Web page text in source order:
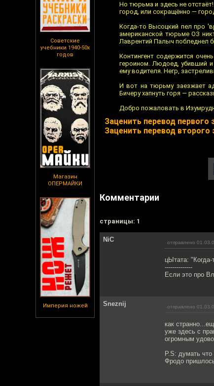
Советские
учебники 1940-50х
годов
Магазин
ОПЕРМАЙКИ
Империя ножей
Но тюрьма и здесь не
город, или сокращённо —
Когда-то Высоцкий пел про
американской тюрьме ОЗ
Лаврентий Палыч побледнел
Контингент содержится
героином. Людоед, убивший
ему водителя. Негр,
И вот на тюрьму заезжает
Бичеру хапнуть горя —
Добро пожаловать в
Заценить перевод первого
Заценить перевод второго
Комментарии
cтраницы: 1
NiC отправлено
цЫтата:
--------------
Если это про
Sneznij отправлено
как
уже здесь с
огромным
P.S: думать
Фродо